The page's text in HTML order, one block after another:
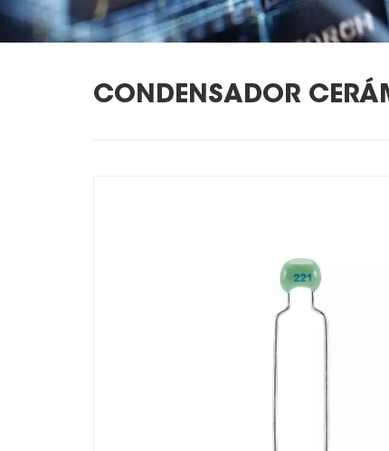
CONDENSADOR